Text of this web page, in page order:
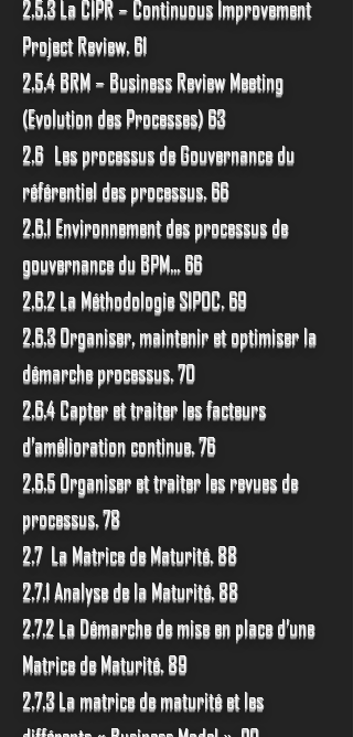
2.5.3 La CIPR – Continuous Improvement
Project Review. 61
2.5.4 BRM – Business Review Meeting
(Evolution des Processes) 63
2.6 Les processus de Gouvernance du
référentiel des processus. 66
2.6.1 Environnement des processus de
gouvernance du BPM... 66
2.6.2 La Méthodologie SIPOC. 69
2.6.3 Organiser, maintenir et optimiser la
démarche processus. 70
2.6.4 Capter et traiter les facteurs
d’amélioration continue. 76
2.6.5 Organiser et traiter les revues de
processus. 78
2.7 La Matrice de Maturité. 88
2.7.1 Analyse de la Maturité. 88
2.7.2 La Démarche de mise en place d’une
Matrice de Maturité. 89
2.7.3 La matrice de maturité et les